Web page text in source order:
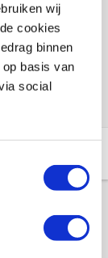
wij
cookies
binnen
basis van
social